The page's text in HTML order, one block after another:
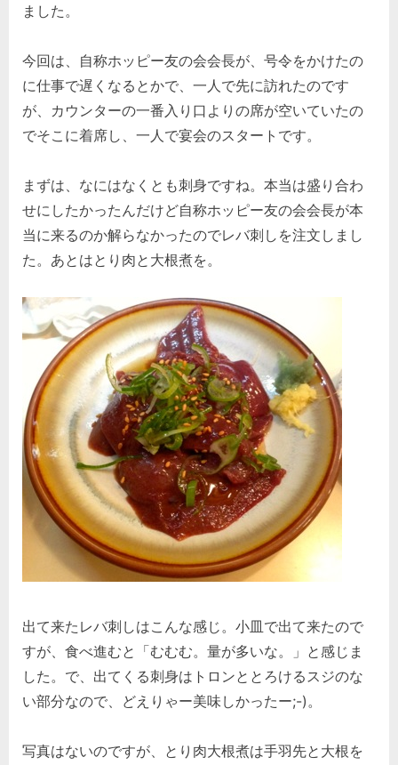
ました。
今回は、自称ホッピー友の会会長が、号令をかけたの
に仕事で遅くなるとかで、一人で先に訪れたのです
が、カウンターの一番入り口よりの席が空いていたの
でそこに着席し、一人で宴会のスタートです。
まずは、なにはなくとも刺身ですね。本当は盛り合わ
せにしたかったんだけど自称ホッピー友の会会長が本
当に来るのか解らなかったのでレバ刺しを注文しまし
た。あとはとり肉と大根煮を。
出て来たレバ刺しはこんな感じ。小皿で出て来たので
すが、食べ進むと「むむむ。量が多いな。」と感じま
した。で、出てくる刺身はトロンととろけるスジのな
い部分なので、どえりゃー美味しかったー;-)。
写真はないのですが、とり肉大根煮は手羽先と大根を